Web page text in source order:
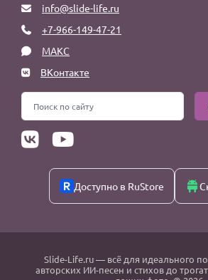
info@slide-life.ru
+7-966-149-47-21
МАКС
ВКонтакте
Доступно в RuStore
Slide-Life.ru— всё для идеального
авторских ИИ-песен и стихов до